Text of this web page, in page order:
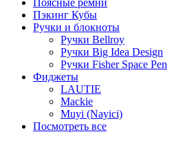
Поясные ремни
Пэкинг Кубы
Ручки и блокноты
Ручки Bellroy
Ручки Big Idea Design
Ручки Fisher Space Pen
Фиджеты
LAUTIE
Mackie
Muyi (Nayici)
Посмотреть все